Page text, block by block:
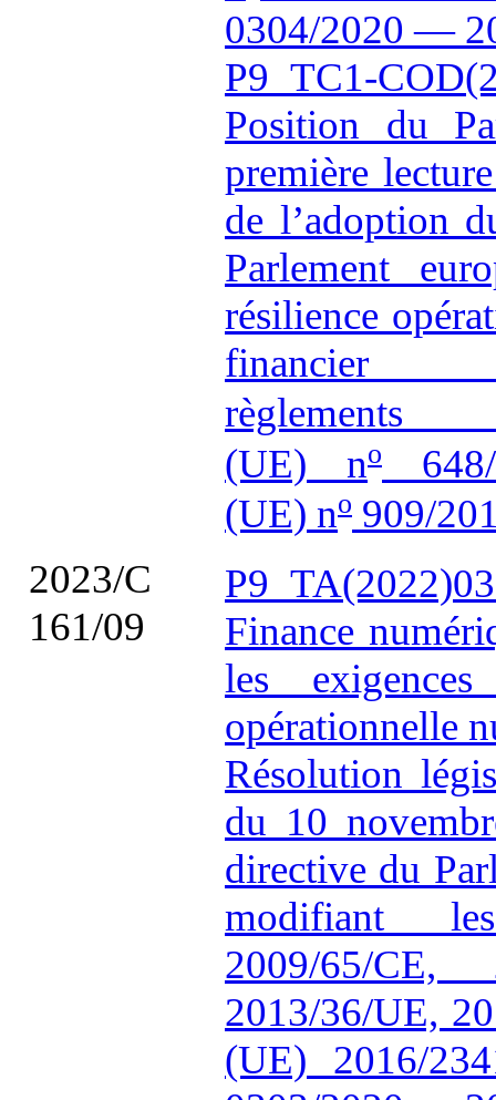
0304/2020 —
P9_TC1-
Position du
première
de l’adoption
Parlement
résilience
(UE) no
(UE) no 909/
2023/C
161/09
Finance
les
opérationnelle
Résolution
du 10
directive du
modifiant
2009/65/CE,
2013/36/UE,
(UE) 2016/